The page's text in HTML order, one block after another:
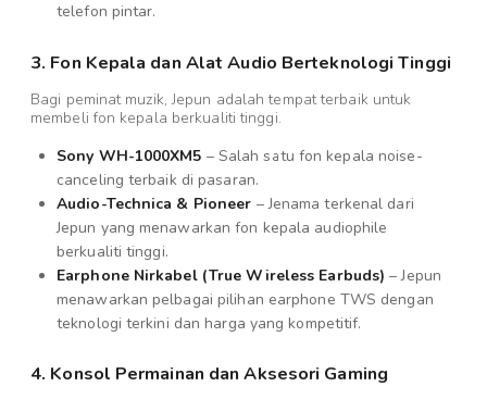
telefon pintar.
3. Fon Kepala dan Alat Audio Berteknologi Tinggi
Bagi peminat muzik, Jepun adalah tempat terbaik untuk
membeli fon kepala berkualiti tinggi.
Sony WH-1000XM5 – Salah satu fon kepala noise-
canceling terbaik di pasaran.
Audio-Technica & Pioneer – Jenama terkenal dari
Jepun yang menawarkan fon kepala audiophile
berkualiti tinggi.
Earphone Nirkabel (True Wireless Earbuds) – Jepun
menawarkan pelbagai pilihan earphone TWS dengan
teknologi terkini dan harga yang kompetitif.
4. Konsol Permainan dan Aksesori Gaming